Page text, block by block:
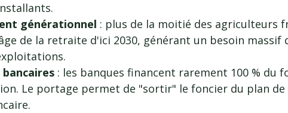
générationnel : plus de la moitié des agriculteurs
de la retraite d'ici 2030, générant un besoin massif
: les banques financent rarement 100 % du
Le portage permet de "sortir" le foncier du plan de